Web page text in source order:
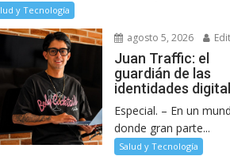
y Tecnología
agosto 5, 2026
Juan Traffic: el
guardián de las
identidades
Especial. – En un
donde gran parte...
Salud y Tecnología